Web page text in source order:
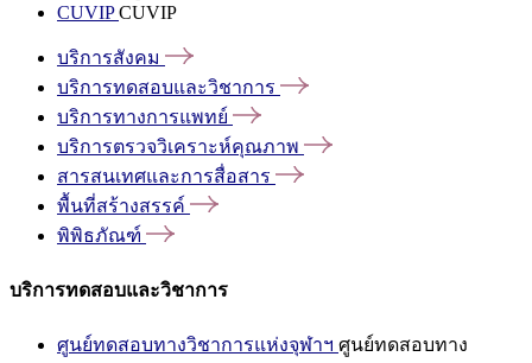
CUVIPCUVIP
บริการสังคม
บริการทดสอบและวิชาการ
บริการทางการแพทย์
บริการตรวจวิเคราะห์คุณภาพ
สารสนเทศและการสื่อสาร
พื้นที่สร้างสรรค์
พิพิธภัณฑ์
บริการทดสอบและวิชาการ
ศูนย์ทดสอบทางวิชาการแห่งจุฬาฯ ศูนย์ทดสอบทาง